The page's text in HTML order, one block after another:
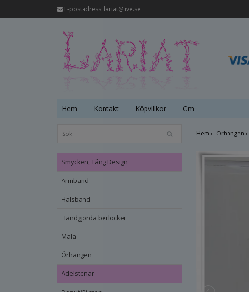
E-postadress: lariat@live.se
Hem Kontakt Köpvillkor Om
Smycken, Tång Design
Armband
Halsband
Handgjorda berlocker
Mala
Örhängen
Ädelstenar
Hem › -Örhängen ›